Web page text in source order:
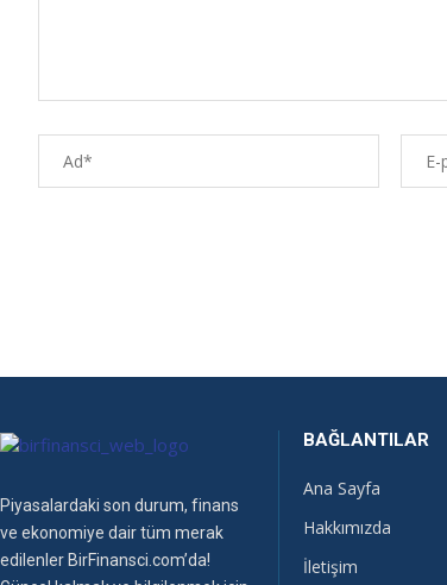
Piyasalardaki son durum, finans
ve ekonomiye dair tüm merak
edilenler BirFinansci.com’da!
BAĞLANTILAR
Ana Sayfa
Hakkımızda
İletişim